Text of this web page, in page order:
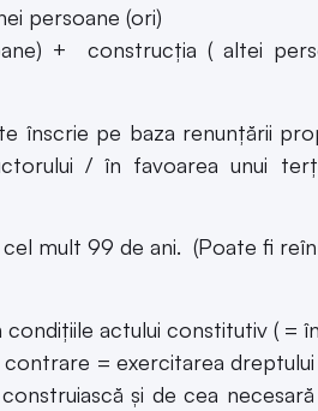
persoane (ori)
+ construcția ( altei
înscrie pe baza renunțării
/ în favoarea unui
cel mult 99 de ani. (Poate fi
condițiile actului constitutiv ( =
contrare = exercitarea
și de cea